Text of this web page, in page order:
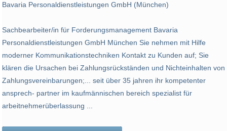
Bavaria Personaldienstleistungen GmbH (München)
Sachbearbeiter/in für Forderungsmanagement Bavaria
Personaldienstleistungen GmbH München Sie nehmen mit Hilfe
moderner Kommunikationstechniken Kontakt zu Kunden auf; Sie
klären die Ursachen bei Zahlungsrückständen und Nichteinhalten von
Zahlungsvereinbarungen;... seit über 35 jahren ihr kompetenter
ansprech- partner im kaufmännischen bereich spezialist für
arbeitnehmerüberlassung ...